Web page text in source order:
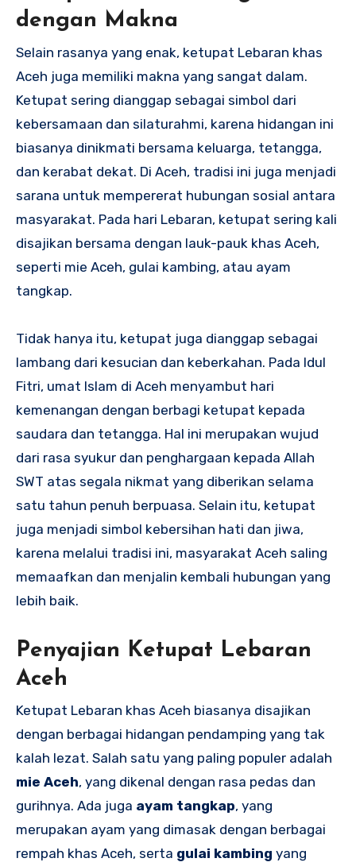
dengan Makna
Selain rasanya yang enak, ketupat Lebaran khas
Aceh juga memiliki makna yang sangat dalam.
Ketupat sering dianggap sebagai simbol dari
kebersamaan dan silaturahmi, karena hidangan ini
biasanya dinikmati bersama keluarga, tetangga,
dan kerabat dekat. Di Aceh, tradisi ini juga menjadi
sarana untuk mempererat hubungan sosial antara
masyarakat. Pada hari Lebaran, ketupat sering kali
disajikan bersama dengan lauk-pauk khas Aceh,
seperti mie Aceh, gulai kambing, atau ayam
tangkap.
Tidak hanya itu, ketupat juga dianggap sebagai
lambang dari kesucian dan keberkahan. Pada Idul
Fitri, umat Islam di Aceh menyambut hari
kemenangan dengan berbagi ketupat kepada
saudara dan tetangga. Hal ini merupakan wujud
dari rasa syukur dan penghargaan kepada Allah
SWT atas segala nikmat yang diberikan selama
satu tahun penuh berpuasa. Selain itu, ketupat
juga menjadi simbol kebersihan hati dan jiwa,
karena melalui tradisi ini, masyarakat Aceh saling
memaafkan dan menjalin kembali hubungan yang
lebih baik.
Penyajian Ketupat Lebaran
Aceh
Ketupat Lebaran khas Aceh biasanya disajikan
dengan berbagai hidangan pendamping yang tak
kalah lezat. Salah satu yang paling populer adalah
mie Aceh, yang dikenal dengan rasa pedas dan
gurihnya. Ada juga ayam tangkap, yang
merupakan ayam yang dimasak dengan berbagai
rempah khas Aceh, serta gulai kambing yang